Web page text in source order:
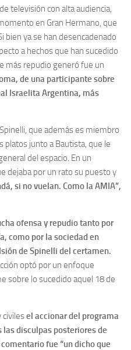
televisión con alta audiencia,
en Gran Hermano, que
bien ya se han desencadenado
a hechos que han sucedido
más repudio generó fue un
de una participante sobre
Israelita Argentina, más
que además es miembro
platos junto a Bautista, que le
del espacio. En un
dejaba por un rato su puesto y
si no vuelan. Como la AMIA”,
ofensa y repudio tanto por
como por la sociedad en
de Spinelli del certamen.
optó por un enfoque
sobre lo sucedido aquel 18 de
civilesel accionar del programa
disculpas posteriores de
fue “un dicho que